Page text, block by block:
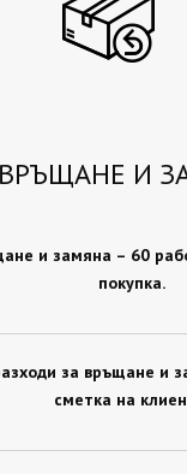
ВРЪЩАНЕ И
и замяна – 60
покупка.
за връщане и
сметка на